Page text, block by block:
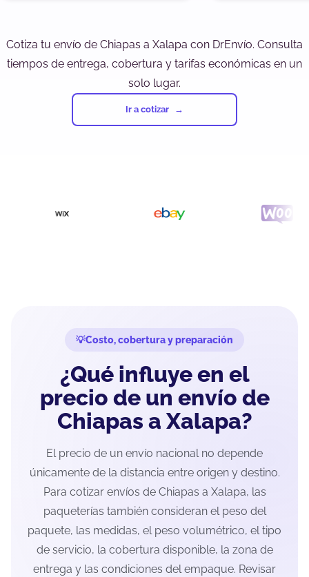
Cotiza tu envío de Chiapas a Xalapa con DrEnvío. Consulta
tiempos de entrega, cobertura y tarifas económicas en un
solo lugar.
Ir a cotizar
Costo, cobertura y preparación
¿Qué influye en el
precio de un envío de
Chiapas a Xalapa?
El precio de un envío nacional no depende
únicamente de la distancia entre origen y destino.
Para cotizar envíos de Chiapas a Xalapa, las
paqueterías también consideran el peso del
paquete, las medidas, el peso volumétrico, el tipo
de servicio, la cobertura disponible, la zona de
entrega y las condiciones del empaque. Revisar